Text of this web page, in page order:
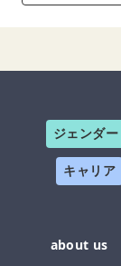
ジェンダー
キャリア
about us